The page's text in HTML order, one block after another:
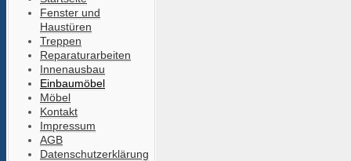
Fenster und
Haustüren
Treppen
Reparaturarbeiten
Innenausbau
Einbaumöbel
Möbel
Kontakt
Impressum
AGB
Datenschutzerklärung